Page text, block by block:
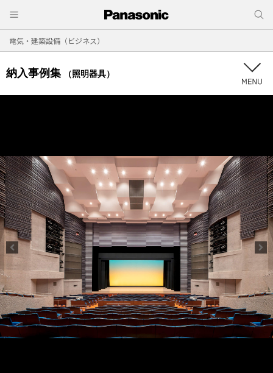
電気・建築設備（ビジネス）
納入事例集 （照明器具）